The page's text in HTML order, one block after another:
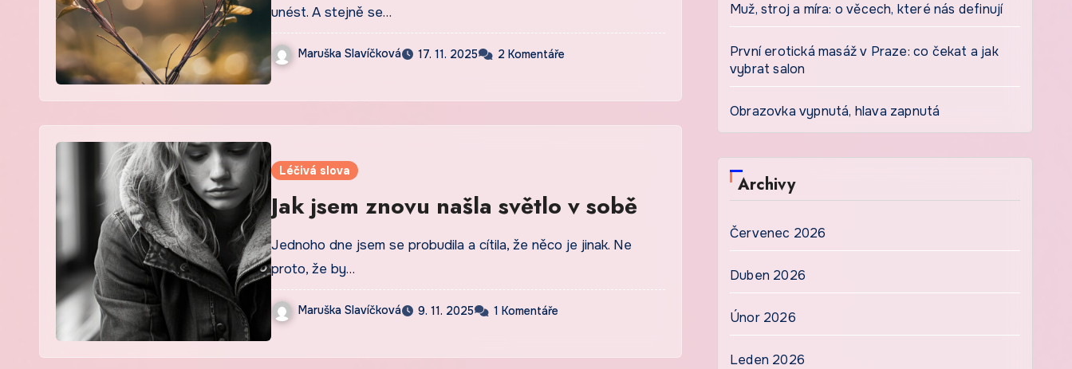
unést. A stejně se…
Maruška Slavíčková 17. 11. 2025 2 Komentáře
Léčivá slova
Jak jsem znovu našla světlo v sobě
Jednoho dne jsem se probudila a cítila, že něco je jinak. Ne
proto, že by…
Maruška Slavíčková 9. 11. 2025 1 Komentáře
Muž, stroj a míra: o věcech, které nás definují
První erotická masáž v Praze: co čekat a jak
vybrat salon
Obrazovka vypnutá, hlava zapnutá
Archivy
Červenec 2026
Duben 2026
Únor 2026
Leden 2026